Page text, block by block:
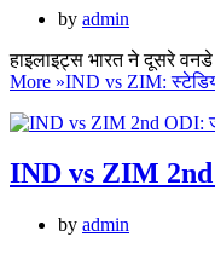
by admin
हाइलाइट्स भारत ने दूसरे
More »IND vs ZIM:
IND vs ZIM 2nd
by admin